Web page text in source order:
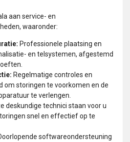
aan service- en
waaronder:
Professionele plaatsing en
en telsystemen, afgestemd
Regelmatige controles en
om storingen te voorkomen en de
te verlengen.
deskundige technici staan voor u
snel en effectief op te
softwareondersteuning